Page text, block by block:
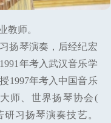
教师。
扬琴演奏，后经纪宏
年考入武汉音乐学
1997年考入中国音乐
师、世界扬琴协会(
习扬琴演奏技艺。